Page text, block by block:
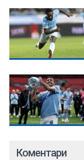
Коментари